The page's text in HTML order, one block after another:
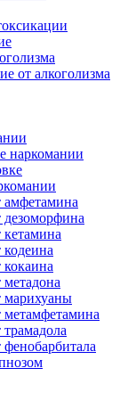
от алкоголизма
наркомании
амфетамина
дезоморфина
кетамина
марихуаны
метамфетамина